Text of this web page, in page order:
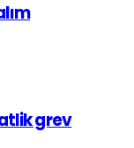
grev